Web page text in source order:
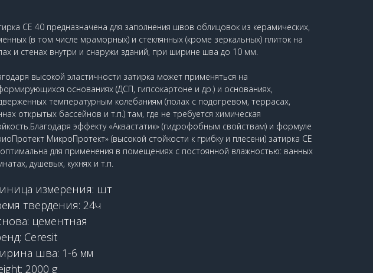
CE 40 предназначена для заполнения швов облицовок из керамических,
(в том числе мраморных) и стеклянных (кроме зеркальных) плиток на
и стенах внутри и снаружи зданий, при ширине шва до 10 мм.
высокой эластичности затирка может применяться на
основаниях (ДСП, гипсокартоне и др.) и основаниях,
температурным колебаниям (полах с подогревом, террасах,
открытых бассейнов и т.п.) там, где не требуется химическая
эффекту «Аквастатик» (гидрофобным свойствам) и формуле
МикроПротект» (высокой стойкости к грибку и плесени) затирка CE
для применения в помещениях с постоянной влажностью: ванных
душевых, кухнях и т.п.
измерения: шт
твердения: 24ч
цементная
Ceresit
шва: 1-6 мм
2000 g